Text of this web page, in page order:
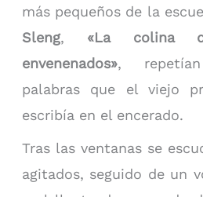
más pequeños de la
Sleng, «La colina
envenenados»,
palabras que el viejo
escribía en el encerado.
Tras las ventanas se
agitados, seguido de un